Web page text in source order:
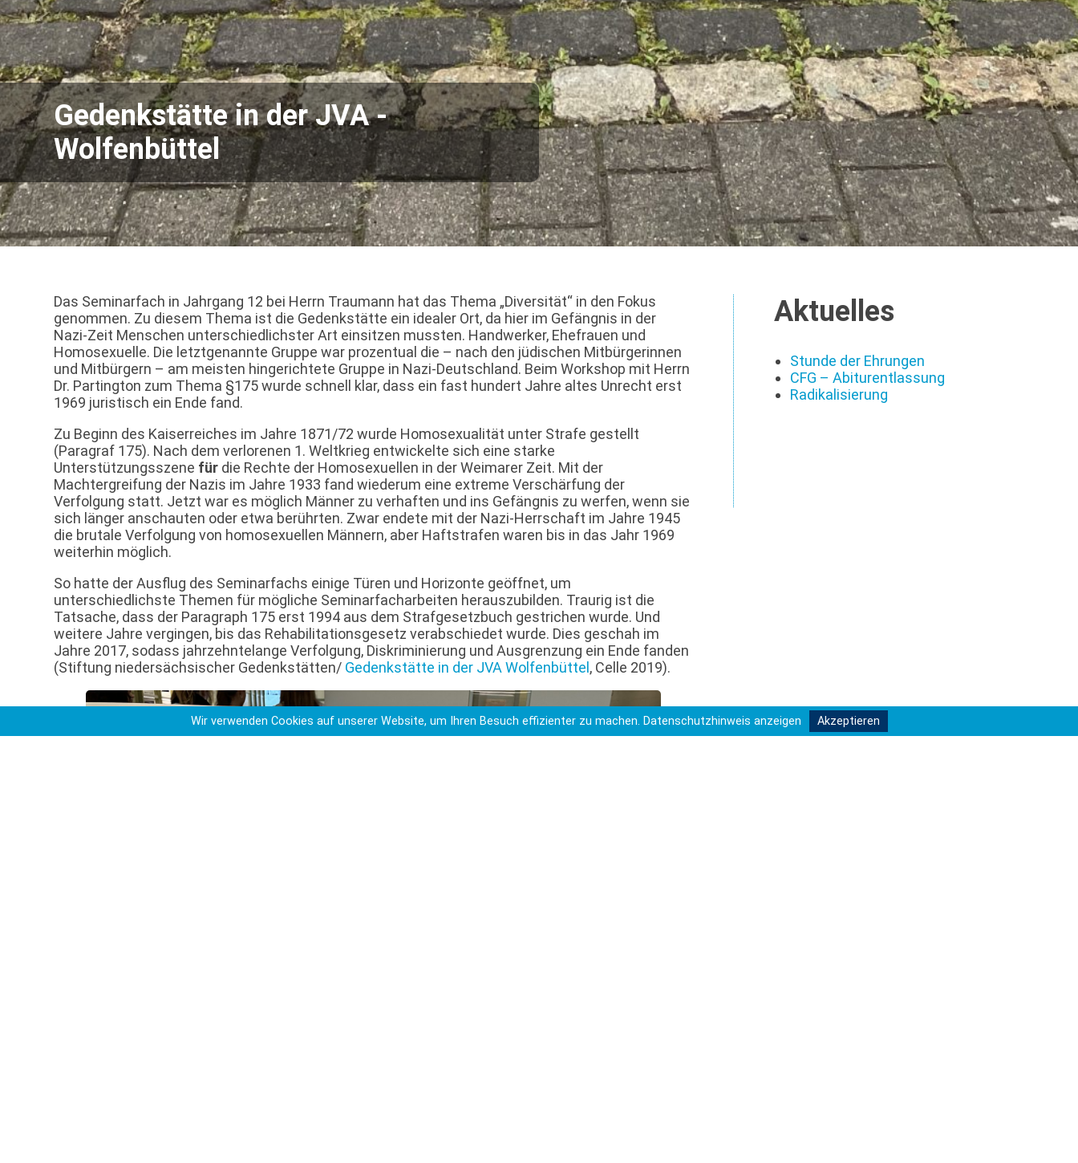
Gedenkstätte in der JVA -
Wolfenbüttel
Das Seminarfach in Jahrgang 12 bei Herrn Traumann hat das Thema „Diversität“ in den Fokus
genommen. Zu diesem Thema ist die Gedenkstätte ein idealer Ort, da hier im Gefängnis in der
Nazi-Zeit Menschen unterschiedlichster Art einsitzen mussten. Handwerker, Ehefrauen und
Homosexuelle. Die letztgenannte Gruppe war prozentual die – nach den jüdischen Mitbürgerinnen
und Mitbürgern – am meisten hingerichtete Gruppe in Nazi-Deutschland. Beim Workshop mit Herrn
Dr. Partington zum Thema §175 wurde schnell klar, dass ein fast hundert Jahre altes Unrecht erst
1969 juristisch ein Ende fand.
Zu Beginn des Kaiserreiches im Jahre 1871/72 wurde Homosexualität unter Strafe gestellt
(Paragraf 175). Nach dem verlorenen 1. Weltkrieg entwickelte sich eine starke
Unterstützungsszene für die Rechte der Homosexuellen in der Weimarer Zeit. Mit der
Machtergreifung der Nazis im Jahre 1933 fand wiederum eine extreme Verschärfung der
Verfolgung statt. Jetzt war es möglich Männer zu verhaften und ins Gefängnis zu werfen, wenn sie
sich länger anschauten oder etwa berührten. Zwar endete mit der Nazi-Herrschaft im Jahre 1945
die brutale Verfolgung von homosexuellen Männern, aber Haftstrafen waren bis in das Jahr 1969
weiterhin möglich.
So hatte der Ausflug des Seminarfachs einige Türen und Horizonte geöffnet, um
unterschiedlichste Themen für mögliche Seminarfacharbeiten herauszubilden. Traurig ist die
Tatsache, dass der Paragraph 175 erst 1994 aus dem Strafgesetzbuch gestrichen wurde. Und
weitere Jahre vergingen, bis das Rehabilitationsgesetz verabschiedet wurde. Dies geschah im
Jahre 2017, sodass jahrzehntelange Verfolgung, Diskriminierung und Ausgrenzung ein Ende fanden
(Stiftung niedersächsischer Gedenkstätten/ Gedenkstätte in der JVA Wolfenbüttel, Celle 2019).
Aktuelles
Stunde der Ehrungen
CFG – Abiturentlassung
Radikalisierung
Wir verwenden Cookies auf unserer Website, um Ihren Besuch effizienter zu machen. Datenschutzhinweis anzeigen Akzeptieren